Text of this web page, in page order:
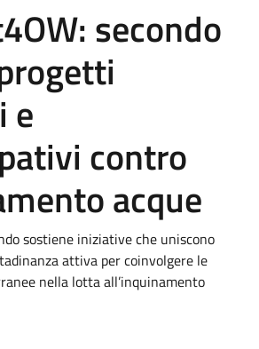
secondo
e
contro
acque
sostiene iniziative che uniscono
attiva per coinvolgere le
nella lotta all’inquinamento